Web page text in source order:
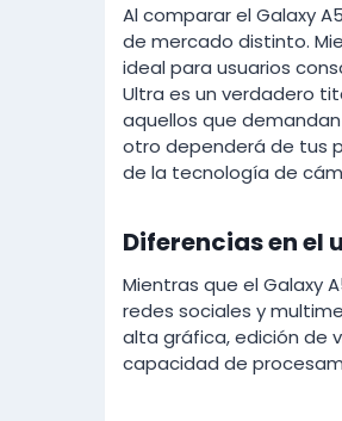
Al comparar el Galaxy
de mercado distinto.
ideal para usuarios
Ultra es un verdadero
aquellos que
otro dependerá de tus
de la tecnología de
Diferencias en el
Mientras que el Galaxy
redes sociales y
alta gráfica, edición de
capacidad de